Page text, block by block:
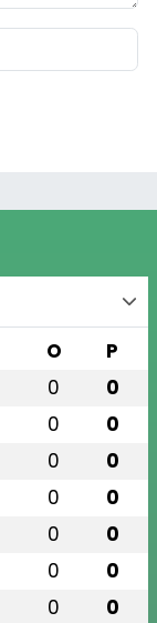
O P
0 0
0 0
0 0
0 0
0 0
0 0
0 0